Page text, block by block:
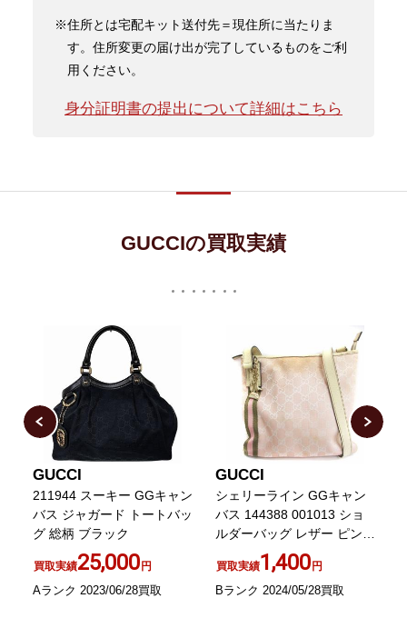
※住所とは宅配キット送付先＝現住所に当たりま
す。住所変更の届け出が完了しているものをご利
用ください。
身分証明書の提出について詳細はこちら
GUCCIの買取実績
GUCCI
211944 スーキー GGキャン
バス ジャガード トートバッ
グ 総柄 ブラック
買取実績25,000円
Aランク 2023/06/28買取
GUCCI
シェリーライン GGキャン
バス 144388 001013 ショ
ルダーバッグ レザー ピンク
買取実績1,400円
Bランク 2024/05/28買取